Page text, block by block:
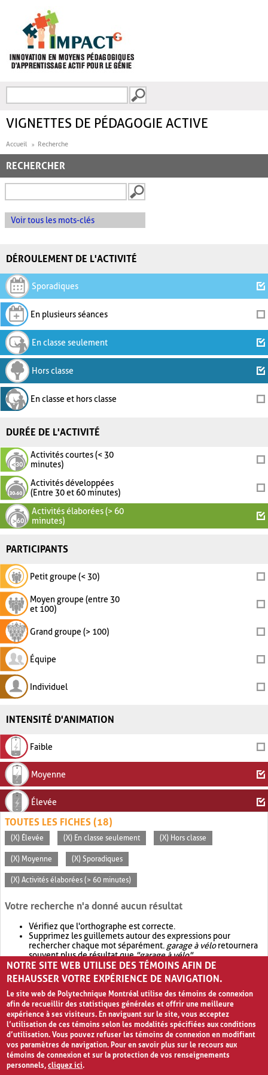
FORMULAIRE DE
VIGNETTES DE PÉDAGOGIE ACTIVE
Accueil Recherche
RECHERCHER
Voir tous les mots-clés
DÉROULEMENT DE L'ACTIVITÉ
Sporadiques
En plusieurs séances
En classe seulement
Hors classe
En classe et hors classe
DURÉE DE L'ACTIVITÉ
Activités courtes (< 30
minutes)
Activités développées
(Entre 30 et 60 minutes)
Activités élaborées (> 60
minutes)
PARTICIPANTS
Petit groupe (< 30)
Moyen groupe (entre 30
et 100)
Grand groupe (> 100)
Équipe
Individuel
INTENSITÉ D'ANIMATION
Faible
Moyenne
Élevée
TOUTES LES FICHES (18)
(X) Élevée (X) En classe seulement (X) Hors classe
(X) Moyenne (X) Sporadiques
(X) Activités élaborées (> 60 minutes)
Votre recherche n'a donné aucun résultat
Vérifiez que l'orthographe est correcte.
Supprimez les guillemets autour des expressions pour
rechercher chaque mot séparément. garage à véloretournera
souvent plus de résultat que"garage à vélo".
Envisagez d'élargir votre recherche avec OR.garage OR vélo
retournera souvent plus de résultat quegarage à vélo
NOTRE SITE WEB UTILISE DES TÉMOINS AFIN DE
REHAUSSER VOTRE EXPÉRIENCE DE NAVIGATION.
Le site web de Polytechnique Montréal utilise des témoins de connexion
afin de recueillir des statistiques générales et offrir une meilleure
expérience à ses visiteurs. En naviguant sur le site, vous acceptez
l’utilisation de ces témoins selon les modalités spécifiées aux conditions
d’utilisation. Vous pouvez refuser les témoins de connexion en modifiant
vos paramètres de navigation. Pour en savoir plus sur le recours aux
témoins de connexion et sur la protection de vos renseignements
personnels,cliquez ici.